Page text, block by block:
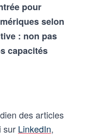
pour
selon
: non pas
capacités
des articles
sur LinkedIn,